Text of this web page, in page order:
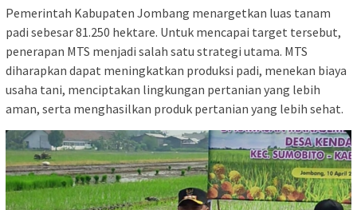
Pemerintah Kabupaten Jombang menargetkan luas tanam
padi sebesar 81.250 hektare. Untuk mencapai target tersebut,
penerapan MTS menjadi salah satu strategi utama. MTS
diharapkan dapat meningkatkan produksi padi, menekan biaya
usaha tani, menciptakan lingkungan pertanian yang lebih
aman, serta menghasilkan produk pertanian yang lebih sehat.